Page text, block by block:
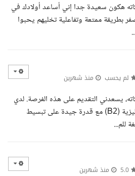
هكون سعيدة جدا إني أساعد أولادك في
بطريقة ممتعة وتفاعلية تخليهم يحبوا
لم يحسب منذ شهرين
يسعدني التقديم على هذه الفرصة. لدي
مستوى متقدم في اللغة الإنجليزية (B2) مع قدرة جيدة على تبسيط
للم...
منذ شهرين